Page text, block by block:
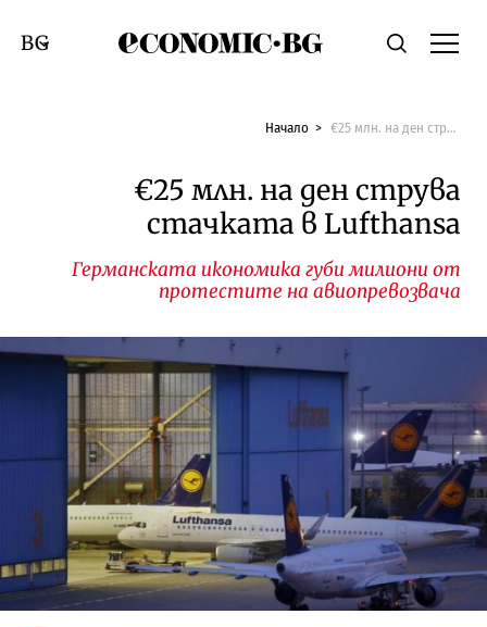
Economic.bgТърсене
Смяна на език
Начало €25 млн. на ден струва стачката в Lufthansa
€25 млн. на ден струва
стачката в Lufthansa
Германската икономика губи милиони от
протестите на авиопревозвача